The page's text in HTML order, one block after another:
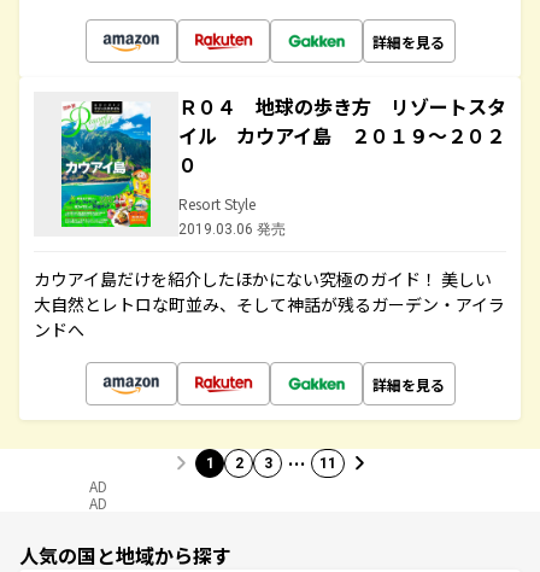
詳細を見る
Ｒ０４ 地球の歩き方 リゾートスタ
イル カウアイ島 ２０１９～２０２
０
Resort Style
2019.03.06 発売
カウアイ島だけを紹介したほかにない究極のガイド！ 美しい
大自然とレトロな町並み、そして神話が残るガーデン・アイラ
ンドへ
詳細を見る
1 2 3 … 11
AD
AD
人気の国と地域から探す